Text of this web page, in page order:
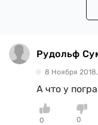
Рудольф
8 Ноября
А что у
0
0